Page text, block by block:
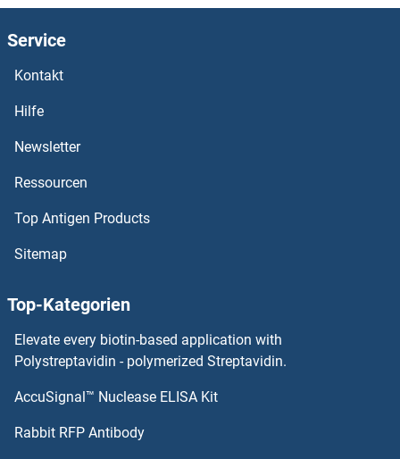
Service
Kontakt
Hilfe
Newsletter
Ressourcen
Top Antigen Products
Sitemap
Top-Kategorien
Elevate every biotin-based application with
Polystreptavidin - polymerized Streptavidin.
AccuSignal™ Nuclease ELISA Kit
Rabbit RFP Antibody